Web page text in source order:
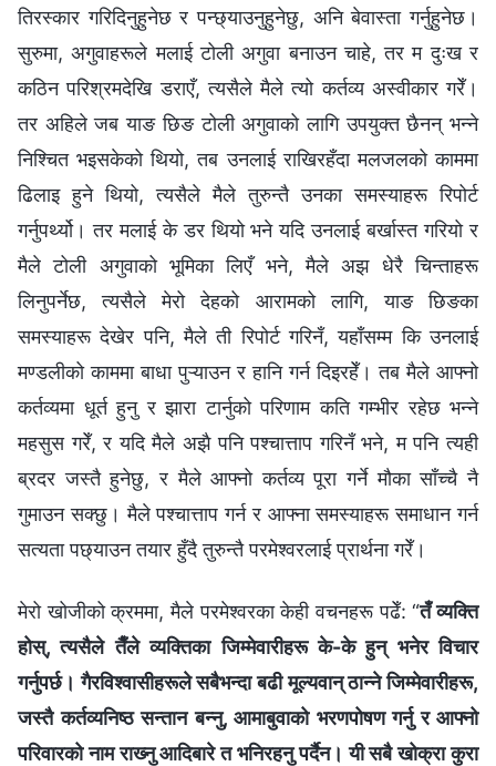
तिरस्कार गरिदिनुहुनेछ र पन्छ्याउनुहुनेछु, अनि बेवास्ता गर्नुहुनेछ।
सुरुमा, अगुवाहरूले मलाई टोली अगुवा बनाउन चाहे, तर म दुःख र
कठिन परिश्रमदेखि डराएँ, त्यसैले मैले त्यो कर्तव्य अस्वीकार गरेँ।
तर अहिले जब याङ छिङ टोली अगुवाको लागि उपयुक्त छैनन् भन्ने
निश्चित भइसकेको थियो, तब उनलाई राखिरहँदा मलजलको काममा
ढिलाइ हुने थियो, त्यसैले मैले तुरुन्तै उनका समस्याहरू रिपोर्ट
गर्नुपर्थ्यो। तर मलाई के डर थियो भने यदि उनलाई बर्खास्त गरियो र
मैले टोली अगुवाको भूमिका लिएँ भने, मैले अझ धेरै चिन्ताहरू
लिनुपर्नेछ, त्यसैले मेरो देहको आरामको लागि, याङ छिङका
समस्याहरू देखेर पनि, मैले ती रिपोर्ट गरिनँ, यहाँसम्म कि उनलाई
मण्डलीको काममा बाधा पुऱ्याउन र हानि गर्न दिइरहेँ। तब मैले आफ्नो
कर्तव्यमा धूर्त हुनु र झारा टार्नुको परिणाम कति गम्भीर रहेछ भन्ने
महसुस गरेँ, र यदि मैले अझै पनि पश्चात्ताप गरिनँ भने, म पनि त्यही
ब्रदर जस्तै हुनेछु, र मैले आफ्नो कर्तव्य पूरा गर्ने मौका साँच्चै नै
गुमाउन सक्छु। मैले पश्चात्ताप गर्न र आफ्ना समस्याहरू समाधान गर्न
सत्यता पछ्याउन तयार हुँदै तुरुन्तै परमेश्‍वरलाई प्रार्थना गरेँ।
मेरो खोजीको क्रममा, मैले परमेश्‍वरका केही वचनहरू पढेँ: “तँ व्यक्ति
होस्, त्यसैले तैँले व्यक्तिका जिम्मेवारीहरू के-के हुन् भनेर विचार
गर्नुपर्छ। गैरविश्‍वासीहरूले सबैभन्दा बढी मूल्यवान् ठान्‍ने जिम्मेवारीहरू,
जस्तै कर्तव्यनिष्ठ सन्तान बन्‍नु, आमाबुवाको भरणपोषण गर्नु र आफ्नो
परिवारको नाम राख्‍नु आदिबारे त भनिरहनु पर्दैन। यी सबै खोक्रा कुरा